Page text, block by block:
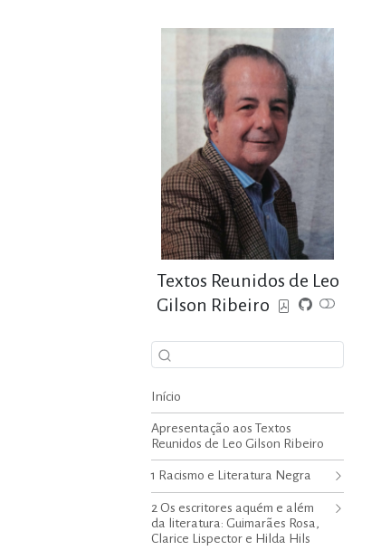
Textos Reunidos de Leo
Gilson Ribeiro
Início
Apresentação aos Textos
Reunidos de Leo Gilson Ribeiro
1 Racismo e Literatura Negra
2 Os escritores aquém e além
da literatura: Guimarães Rosa,
Clarice Lispector e Hilda Hils